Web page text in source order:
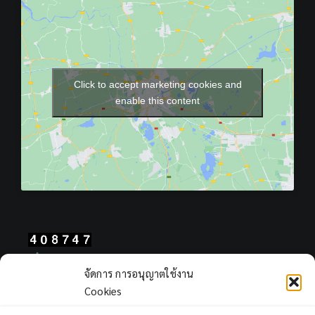
จัดการ การอนุญาตใช้งาน
Cookies
Click to accept marketing cookies and
enable this content
Views Today : 136
Views Yesterday : 2311